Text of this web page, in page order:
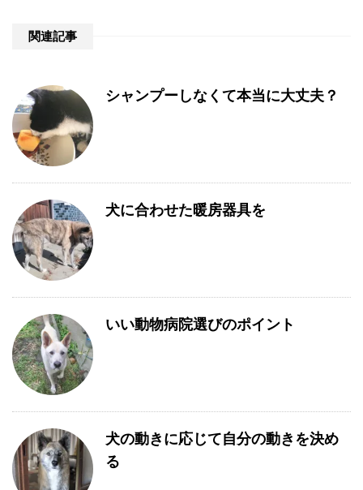
関連記事
シャンプーしなくて本当に大丈夫？
犬に合わせた暖房器具を
いい動物病院選びのポイント
犬の動きに応じて自分の動きを決め
る